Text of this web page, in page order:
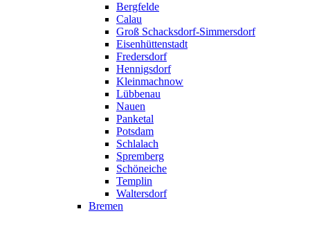
Bergfelde
Calau
Groß Schacksdorf-Simmersdorf
Eisenhüttenstadt
Fredersdorf
Hennigsdorf
Kleinmachnow
Lübbenau
Nauen
Panketal
Potsdam
Schlalach
Spremberg
Schöneiche
Templin
Waltersdorf
Bremen